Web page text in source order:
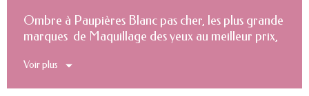
Ombre à Paupières Blanc pas cher, les plus grande
marques de Maquillage des yeux au meilleur prix,
Maquillage pas cher, Maquillage Discount.
Voir plus